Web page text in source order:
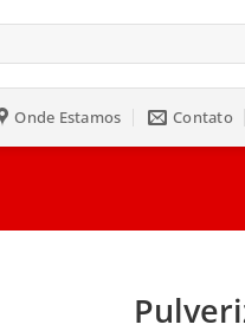
Onde Estamos Contato